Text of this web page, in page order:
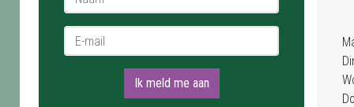
E-mail *
Ik meld me aan